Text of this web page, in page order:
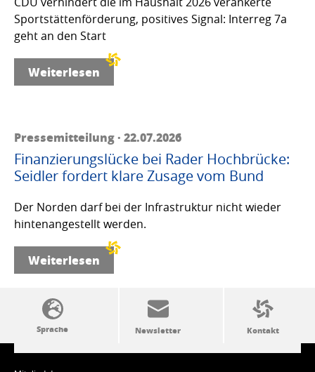
Sportstättenförderung, positives Signal: Interreg 7a
geht an den Start
Weiterlesen
Pressemitteilung · 22.07.2026
Finanzierungslücke bei Rader Hochbrücke:
Seidler fordert klare Zusage vom Bund
Der Norden darf bei der Infrastruktur nicht wieder
hintenangestellt werden.
Weiterlesen
SSW-Politik von A bis Z